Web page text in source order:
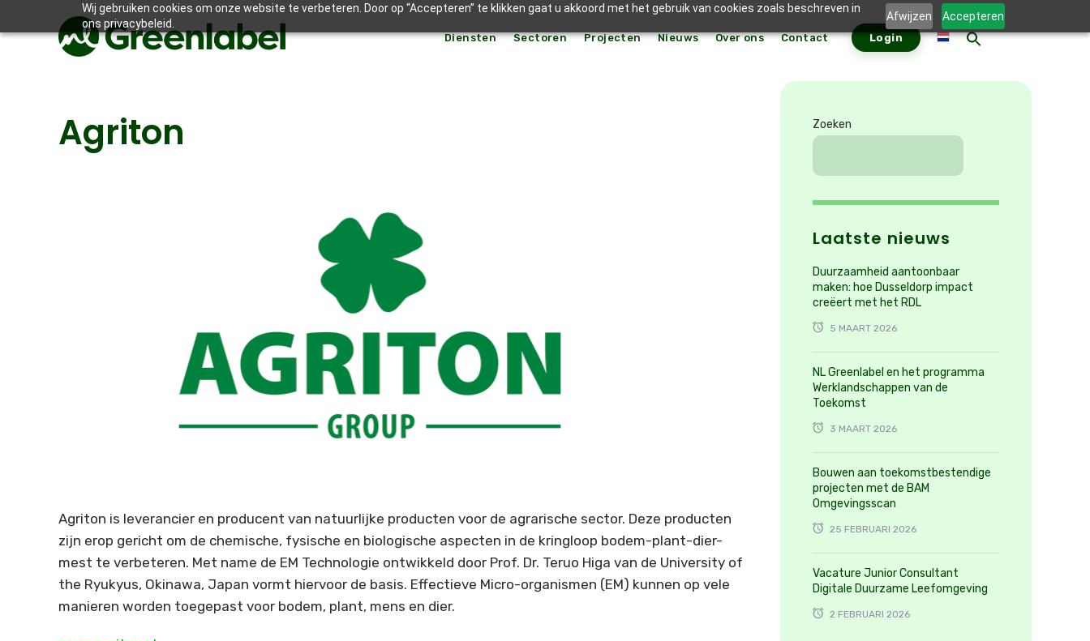
Wij gebruiken cookies om onze website te verbeteren. Door op “Accepteren” te klikken gaat u akkoord met het gebruik van cookies zoals beschreven in
ons privacybeleid.
Afwijzen Accepteren
Diensten Sectoren Projecten Nieuws Over ons Contact Login
Agriton
Agriton is leverancier en producent van natuurlijke producten voor de agrarische sector. Deze producten
zijn erop gericht om de chemische, fysische en biologische aspecten in de kringloop bodem-plant-dier-
mest te verbeteren. Met name de EM Technologie ontwikkeld door Prof. Dr. Teruo Higa van de University of
the Ryukyus, Okinawa, Japan vormt hiervoor de basis. Effectieve Micro-organismen (EM) kunnen op vele
manieren worden toegepast voor bodem, plant, mens en dier.
Zoeken
Laatste nieuws
Duurzaamheid aantoonbaar
maken: hoe Dusseldorp impact
creëert met het RDL
5 MAART 2026
NL Greenlabel en het programma
Werklandschappen van de
Toekomst
3 MAART 2026
Bouwen aan toekomstbestendige
projecten met de BAM
Omgevingsscan
25 FEBRUARI 2026
Vacature Junior Consultant
Digitale Duurzame Leefomgeving
2 FEBRUARI 2026
Zoek
naar: